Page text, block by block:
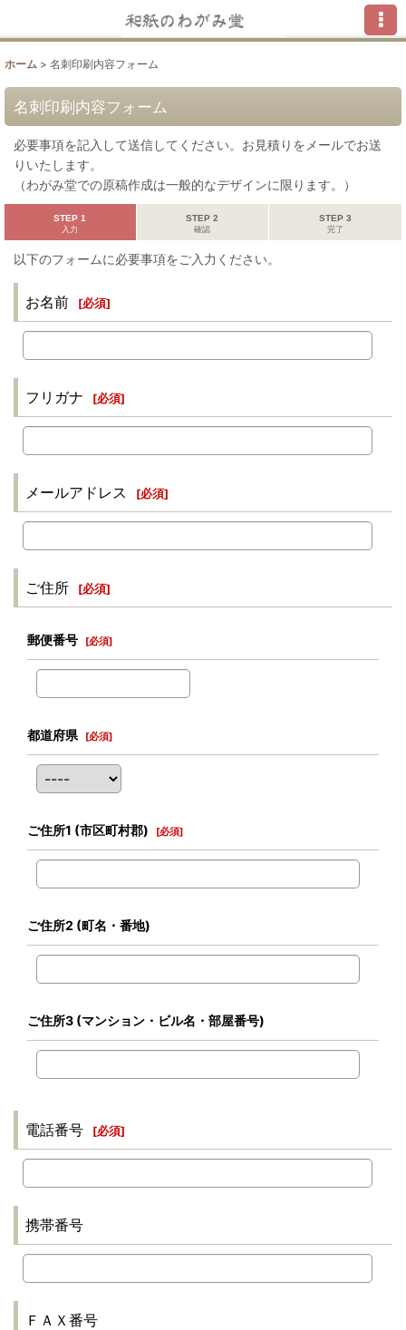
ホーム > 名刺印刷内容フォーム
名刺印刷内容フォーム
必要事項を記入して送信してください。お見積りをメールでお送
りいたします。
（わがみ堂での原稿作成は一般的なデザインに限ります。）
STEP 1
入力
STEP 2
確認
STEP 3
完了
以下のフォームに必要事項をご入力ください。
お名前 [必須]
フリガナ [必須]
メールアドレス [必須]
ご住所 [必須]
郵便番号 [必須]
都道府県 [必須]
ご住所1 (市区町村郡) [必須]
ご住所2 (町名・番地)
ご住所3 (マンション・ビル名・部屋番号)
電話番号 [必須]
携帯番号
ＦＡＸ番号